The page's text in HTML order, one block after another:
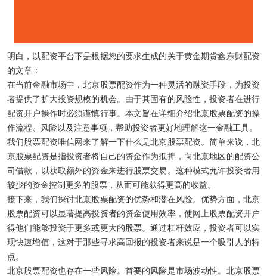
明白，以配资平台下是根据您的要求生成的关于黄金期货鑫东财配资
的文章：
在当前金融市场中，北京股票配资作为一种灵活的融资手段，为投资
者提供了扩大投资规模的机会。由于其固有的风险性，投资者在进行
配资开户操作时必须谨慎行事。本文旨在详细介绍北京股票配资的操
作流程、风险以及注意事项，帮助投资者更好地理解这一金融工具。
我们股票配资唯信网来了解一下什么是北京股票配资。简单来说，北
京股票配资是指投资者将自己的资金作为抵押，向北京地区的配资公
司借款，以获取额外的资金来进行股票交易。这种模式允许投资者用
较少的资金控制更多的股票，从而可能获得更高的收益。
接下来，我们探讨北京股票配资的优势和潜在风险。优势方面，北京
股票配资可以显著提高投资者的资金使用效率，使网上股票配资开户
得他们能够投资于更多或更大的股票。通过杠杆效应，投资者可以实
现快速增值，这对于那些寻求高回报的投资者来说是一个吸引人的特
点。
北京股票配资也存在一些风险。首要的风险是市场波动性。北京股票